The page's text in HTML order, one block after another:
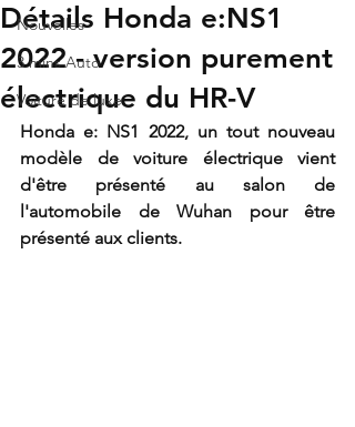
Nouvelles
3 mins Auto
Voiture de luxe
Détails Honda e:NS1
2022 - version purement
électrique du HR-V
Honda e: NS1 2022, un tout nouveau
modèle de voiture électrique vient
d'être présenté au salon de
l'automobile de Wuhan pour être
présenté aux clients.